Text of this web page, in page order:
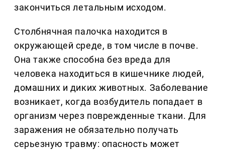
закончиться летальным исходом.
Столбнячная палочка находится в
окружающей среде, в том числе в почве.
Она также способна без вреда для
человека находиться в кишечнике людей,
домашних и диких животных. Заболевание
возникает, когда возбудитель попадает в
организм через поврежденные ткани. Для
заражения не обязательно получать
серьезную травму: опасность может